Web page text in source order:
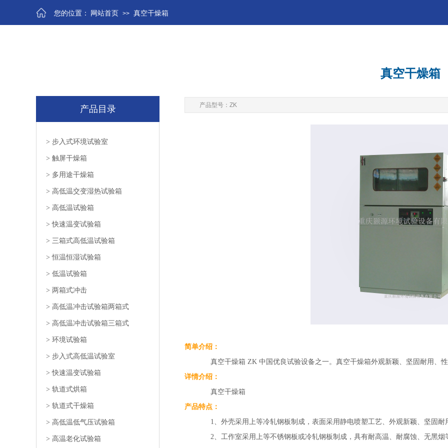
您的位置： 网站首页 >> 真空干燥箱
真空干燥箱
产品型号：ZK
简单介绍：
真空干燥箱 ZK 中国优良试验设备之一。真空干燥箱外观新颖、坚固耐用、性
详情介绍：
真空干燥箱
产品特点：
1、外壳采用上等冷轧钢板制成，表面采用静电喷塑工艺、外观新颖、坚固耐
2、工作室采用上等不锈钢板或冷轧钢板制成，具有耐高温、耐腐蚀、无黑烟
产品目录
> 步入式环境试验室
> 触屏干燥箱
> 多用途干燥箱
> 高低温交变湿热试验箱
> 高低温试验箱
>快速温变试验箱
> 三箱式高低温试验箱
>恒温恒湿试验箱
> 低温试验箱
> 两箱式冲击
> 高低温冲击试验箱两箱式
> 高低温冲击试验箱三箱式
> 环境试验箱
> 步入式高低温试验室
>快速温变试验箱
> 轨道式烘箱
> 轨道式干燥箱
> 高低温低气压试验箱
> 高温老化试验箱